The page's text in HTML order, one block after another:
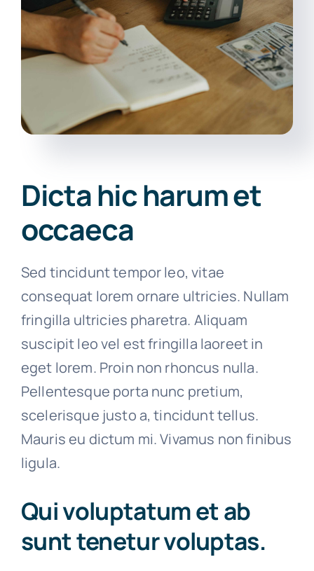
Dicta hic harum et
occaeca
Sed tincidunt tempor leo, vitae
consequat lorem ornare ultricies. Nullam
fringilla ultricies pharetra. Aliquam
suscipit leo vel est fringilla laoreet in
eget lorem. Proin non rhoncus nulla.
Pellentesque porta nunc pretium,
scelerisque justo a, tincidunt tellus.
Mauris eu dictum mi. Vivamus non finibus
ligula.
Qui voluptatum et ab
sunt tenetur voluptas.